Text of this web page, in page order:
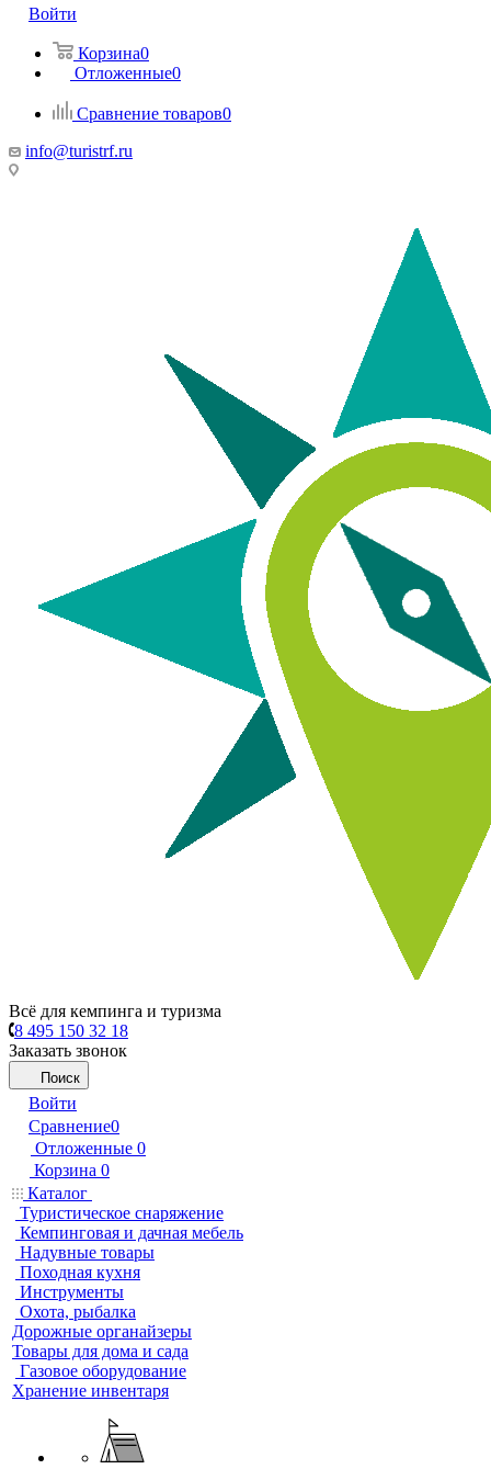
Войти
Корзина0
Отложенные0
Сравнение товаров0
info@turistrf.ru
Всё для кемпинга и туризма
8 495 150 32 18
Заказать звонок
Поиск
Войти
Сравнение0
Отложенные 0
Корзина 0
Каталог
Туристическое снаряжение
Кемпинговая и дачная мебель
Надувные товары
Походная кухня
Инструменты
Охота, рыбалка
Дорожные органайзеры
Товары для дома и сада
Газовое оборудование
Хранение инвентаря